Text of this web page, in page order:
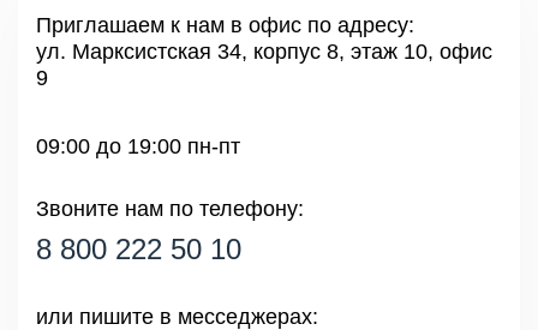
Приглашаем к нам в офис по адресу:
ул. Марксистская 34, корпус 8, этаж 10, офис
9
09:00 до 19:00 пн-пт
Звоните нам по телефону:
8 800 222 50 10
или пишите в месседжерах: